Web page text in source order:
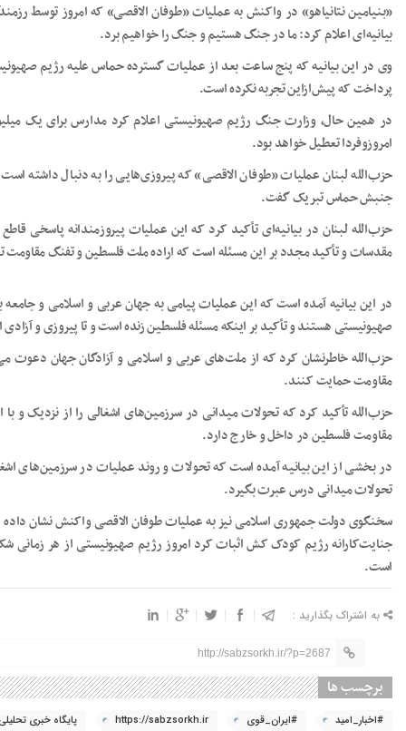
«بنیامین نتانیاهو» در واکنش به عملیات «طوفان الاقصی» که امروز توسط
بیانیه‌ای اعلام کرد: ما در جنگ هستیم و جنگ را خواهیم برد.
وی در این بیانیه که پنج ساعت بعد از عملیات گسترده حماس علیه رژیم
پرداخت که پیش‌ازاین تجربه نکرده است.
در همین حال، وزارت جنگ رژیم صهیونیستی اعلام کرد مدارس برای یک
امروزوفردا تعطیل خواهد بود.
حزب‌الله لبنان عملیات «طوفان الاقصی» که پیروزی‌هایی را به دنبال داشته
جنبش حماس تبریک گفت.
حزب‌الله لبنان در بیانیه‌ای تأکید کرد که این عملیات پیروزمندانه پاسخی
مقدسات و تأکید مجدد بر این مسئله است که اراده ملت فلسطین و تفنگ مقاومت
در این بیانیه آمده است که این عملیات پیامی به جهان عربی و اسلامی و
صهیونیستی هستند و تأکید بر اینکه مسئله فلسطین زنده است و تا پیروزی و
حزب‌الله خاطرنشان کرد که از ملت‌های عربی و اسلامی و آزادگان جهان
مقاومت حمایت کنند.
حزب‌الله تأکید کرد که تحولات میدانی در سرزمین‌های اشغالی را از نزدیک و
مقاومت فلسطین در داخل و خارج دارد.
در بخشی از این بیانیه آمده است که تحولات و روند عملیات در سرزمین‌های
تحولات میدانی درس عبرت بگیرد.
سخنگوی دولت جمهوری اسلامی نیز به عملیات طوفان الاقصی واکنش نشان داده
جنایت‌کارانه رژیم کودک کش اثبات کرد امروز رژیم صهیونیستی از هر
است.
به اشتراک بگذارید :
http://sabzsorkh.ir/?p=2687
برچسب ها
#اخبار_امید #ایران_قوی https://sabzsorkh.ir پایگاه خبری